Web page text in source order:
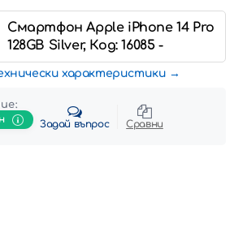
Смартфон Apple iPhone 14 Pro
128GB Silver, Код: 16085 -
характеристики
Задай въпрос Сравни